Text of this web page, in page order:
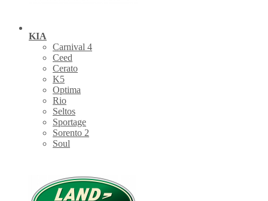
KIA
Carnival 4
Ceed
Cerato
K5
Optima
Rio
Seltos
Sportage
Sorento 2
Soul